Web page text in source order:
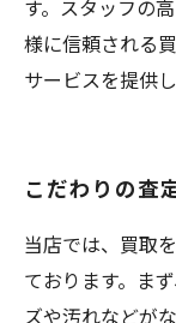
す。スタッフの
様に信頼される
サービスを提供
こだわりの査
当店では、買取
ております。ま
ズや汚れなどが